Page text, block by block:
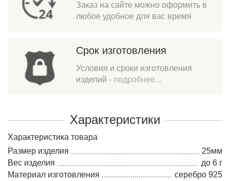
Заказ на сайте можно оформить в
любое удобное для вас время
Срок изготовления
Условия и сроки изготовления
изделий - подробнее...
Характеристики
Характеристика товара
Размер изделия
25мм
Вес изделия
до 6 г
Материал изготовления
серебро 925